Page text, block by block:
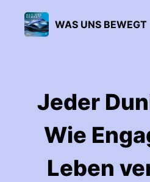
WAS UNS BEWEGT
Jeder
Wie
Leben